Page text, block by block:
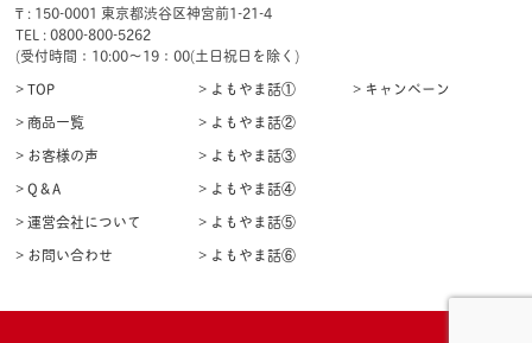
₸ : 150-0001 東京都渋谷区神宮前1-21-4
TEL : 0800-800-5262
(受付時間：10:00〜19：00(土日祝日を除く)
> TOP
> 商品一覧
> お客様の声
> Q＆A
> 運営会社について
> お問い合わせ
> よもやま話①
> よもやま話②
> よもやま話③
> よもやま話④
> よもやま話⑤
> よもやま話⑥
> キャンペーン